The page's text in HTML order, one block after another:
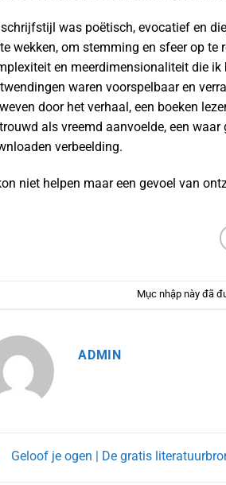
schrijfstijl was poëtisch, evocatief en
wekken, om stemming en sfeer op te
en meerdimensionaliteit die
waren voorspelbaar en
door het verhaal, een boeken
als vreemd aanvoelde, een
verbeelding.
niet helpen maar een gevoel van
Mục nhập này đã
ADMIN
Geloof je ogen | De gratis